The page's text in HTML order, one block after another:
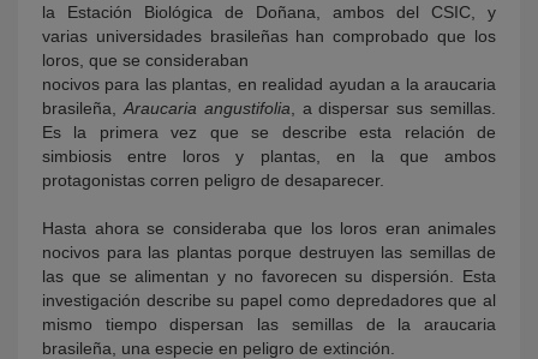
la Estación Biológica de Doñana, ambos del CSIC, y
varias universidades brasileñas han comprobado que los
loros, que se consideraban
nocivos para las plantas, en realidad ayudan a la araucaria
brasileña, Araucaria angustifolia , a dispersar sus semillas.
Es la primera vez que se describe esta relación de
simbiosis entre loros y plantas, en la que ambos
protagonistas corren peligro de desaparecer.
Hasta ahora se consideraba que los loros eran animales
nocivos para las plantas porque destruyen las semillas de
las que se alimentan y no favorecen su dispersión. Esta
investigación describe su papel como depredadores que al
mismo tiempo dispersan las semillas de la araucaria
brasileña, una especie en peligro de extinción.